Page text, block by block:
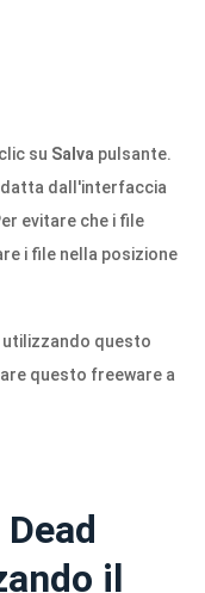
su Salva pulsante.
dall'interfaccia
evitare che i file
i file nella posizione
utilizzando questo
questo freeware a
il